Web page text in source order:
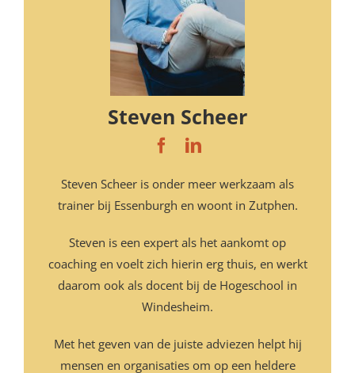
Steven Scheer
Steven Scheer is onder meer werkzaam als
trainer bij Essenburgh en woont in Zutphen.
Steven is een expert als het aankomt op
coaching en voelt zich hierin erg thuis, en werkt
daarom ook als docent bij de Hogeschool in
Windesheim.
Met het geven van de juiste adviezen helpt hij
mensen en organisaties om op een heldere